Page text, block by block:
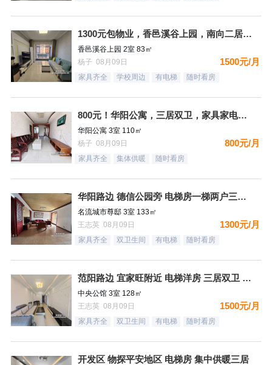
1300元包物业，香邑溪谷上园，南向二居，家具家电齐全，拎包
香邑溪谷上园 2室 83㎡
杨子 08月09日
1500元/月
家具齐全 学校周边 有电梯 随时看房
800元！华阳公寓，三居双卫，家具家电齐全，拎包入住，看房方
华阳公寓 3室 110㎡
杨子 08月09日
800元/月
家具齐全 集体供暖 随时看房
华阳路边 德信公园旁 电梯房一梯两户三居双卫
名流城市尊邸 3室 133㎡
王志英 08月09日
1300元/月
家具齐全 双卫生间 有电梯 随时看房
范阳路边 宜家旺附近 电梯洋房 三居双卫 有钥匙
中央公馆 3室 128㎡
王志英 08月09日
1500元/月
家具齐全 双卫生间 有电梯 随时看房
开发区 物探平安地区 电梯房 集中供暖三居